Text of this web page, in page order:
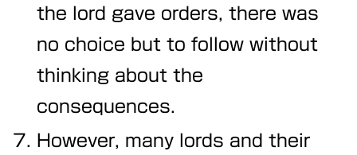
the lord gave orders, there was
no choice but to follow without
thinking about the
consequences.
However, many lords and their